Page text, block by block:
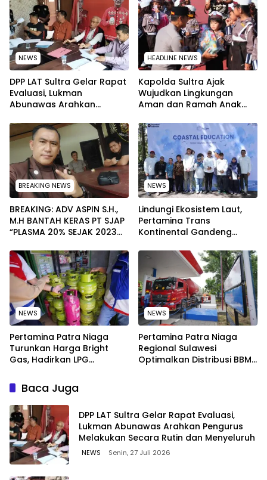
NEWS
‎DPP LAT Sultra Gelar Rapat
Evaluasi, Lukman
Abunawas Arahkan
Secara Rutin dan
Menyeluruh
HEADLINE NEWS
Kapolda Sultra Ajak
Wujudkan Lingkungan
Aman dan Ramah Anak
Nasional 2026
BREAKING NEWS
BREAKING: ADV ASPIN S.H.,
M.H BANTAH KERAS PT SJAP
“PLASMA 20% SEJAK 2023
WARGA WAWOONE!
NEWS
Lindungi Ekosistem Laut,
Pertamina Trans
Kontinental Gandeng
Kebersihan Pantai di
Bitung, Sulawesi
NEWS
Pertamina Patra Niaga
Turunkan Harga Bright
Gas, Hadirkan LPG
Lebih Kompetitif
NEWS
Pertamina Patra Niaga
Regional Sulawesi
Optimalkan Distribusi BBM
Baca Juga
‎DPP LAT Sultra Gelar Rapat Evaluasi,
Lukman Abunawas Arahkan Pengurus
Melakukan Secara Rutin dan Menyeluruh
NEWS Senin, 27 Juli 2026